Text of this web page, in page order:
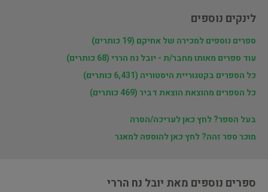
לינקים נוספים
ספרים נוספים למכירה של אחיקם (19 כותרים)
עוד ספרים מאותו מחבר/ת - יובל נח הררי (68 כותרים)
כל הספרים בקטגוריית היסטוריה (6,431 כותרים)
כל הספרים מהוצאת הוצאת דביר (469 כותרים)
בעל הספר? לחץ כאן לעריכה/הסרה
מוכר ספר זהה? לחץ כאן להוספה למאגר
ספרים נוספים מאת יובל נח הררי